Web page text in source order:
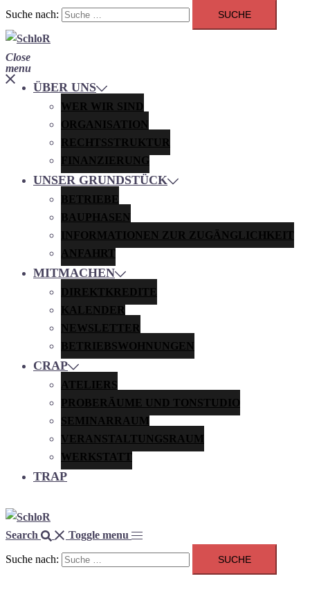
Suche nach:
Close
menu
ÜBER UNS
WER WIR SIND
ORGANISATION
RECHTSSTRUKTUR
FINANZIERUNG
UNSER GRUNDSTÜCK
BETRIEBE
BAUPHASEN
INFORMATIONEN ZUR ZUGÄNGLICHKEIT
ANFAHRT
MITMACHEN
DIREKTKREDITE
KALENDER
NEWSLETTER
BETRIEBSWOHNUNGEN
CRAP
ATELIERS
PROBERÄUME UND TONSTUDIO
SEMINARRAUM
VERANSTALTUNGSRAUM
WERKSTATT
TRAP
Search Toggle menu
Suche nach: